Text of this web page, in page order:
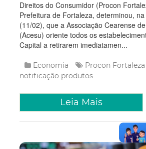
Direitos do Consumidor (Procon
Prefeitura de Fortaleza, determinou,
(11/02), que a Associação Cearense
(Acesu) oriente todos os
Capital a retirarem imediatamen...
Economia Procon Fortaleza
notificação produtos
Leia Mais